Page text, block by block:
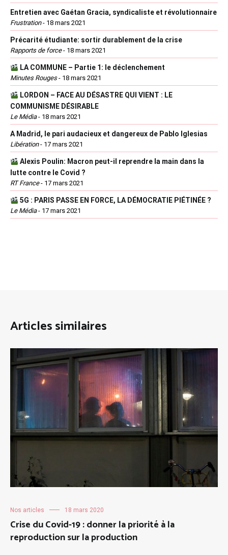
Entretien avec Gaétan Gracia, syndicaliste et révolutionnaire
Frustration- 18 mars 2021
Précarité étudiante: sortir durablement de la crise
Rapports de force- 18 mars 2021
LA COMMUNE – Partie 1: le déclenchement
Minutes Rouges- 18 mars 2021
LORDON – FACE AU DÉSASTRE QUI VIENT : LE
COMMUNISME DÉSIRABLE
Le Média- 18 mars 2021
A Madrid, le pari audacieux et dangereux de Pablo Iglesias
Libération- 17 mars 2021
Alexis Poulin: Macron peut-il reprendre la main dans la
lutte contre le Covid ?
RT France- 17 mars 2021
5G : PARIS PASSE EN FORCE, LA DÉMOCRATIE PIÉTINÉE ?
Le Média- 17 mars 2021
Articles similaires
Nos articles 18 mars 2020
Crise du Covid-19 : donner la priorité à la
reproduction sur la production